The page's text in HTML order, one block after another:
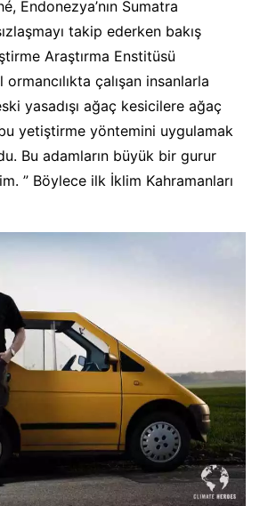
Endonezya’nın Sumatra
takip ederken bakış
Araştırma Enstitüsü
ormancılıkta çalışan insanlarla
yasadışı ağaç kesicilere ağaç
yetiştirme yöntemini uygulamak
Bu adamların büyük bir gurur
” Böylece ilk İklim Kahramanları